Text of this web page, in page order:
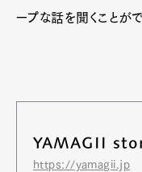
ープな話を聞くことがで
YAMAGII
https://yamagii.jp